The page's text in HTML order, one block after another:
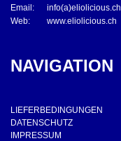
Email: info(a)eliolicious.ch
Web: www.eliolicious.ch
NAVIGATION
LIEFERBEDINGUNGEN
DATENSCHUTZ
IMPRESSUM